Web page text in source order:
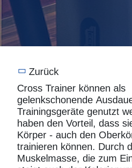
Zurück
Cross Trainer können als
gelenkschonende
Trainingsgeräte genutzt
haben den Vorteil, dass
Körper - auch den
trainieren können. Durch
Muskelmasse, die zum